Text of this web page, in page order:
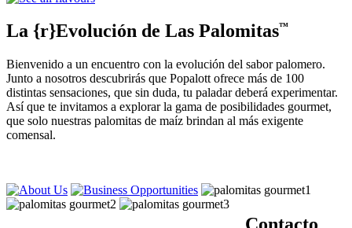
La {r}Evolución de Las Palomitas™
Bienvenido a un encuentro con la evolución del sabor palomero.
Junto a nosotros descubrirás que Popalott ofrece más de 100
distintas sensaciones, que sin duda, tu paladar deberá experimentar.
Así que te invitamos a explorar la gama de posibilidades gourmet,
que solo nuestras palomitas de maíz brindan al más exigente
comensal.